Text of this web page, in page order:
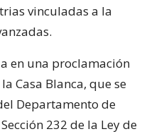
vinculadas a la
en una proclamación
Casa Blanca, que se
Departamento de
232 de la Ley de